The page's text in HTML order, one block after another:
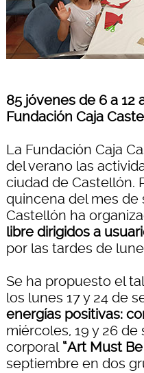
85 jóvenes de 6 a 12
Fundación Caja
La Fundación Caja
del verano las
ciudad de Castellón.
quincena del mes de
Castellón ha
libre dirigidos a
por las tardes de
Se ha propuesto el
los lunes 17 y 24 de
energías positivas:
miércoles, 19 y 26
corporal“Art Must Be
septiembre en dos